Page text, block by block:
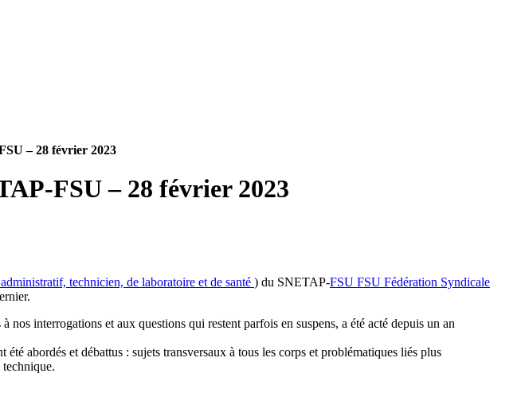
– 28 février 2023
FSU – 28 février 2023
technicien, de laboratoire et de santé ) du SNETAP-FSU FSU Fédération Syndicale
interrogations et aux questions qui restent parfois en suspens, a été acté depuis un an
abordés et débattus : sujets transversaux à tous les corps et problématiques liés plus